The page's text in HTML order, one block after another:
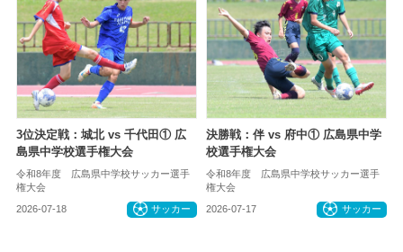
3位決定戦：城北 vs 千代田① 広
島県中学校選手権大会
令和8年度 広島県中学校サッカー選手
権大会
2026-07-18 サッカー
決勝戦：伴 vs 府中① 広島県中学
校選手権大会
令和8年度 広島県中学校サッカー選手
権大会
2026-07-17 サッカー